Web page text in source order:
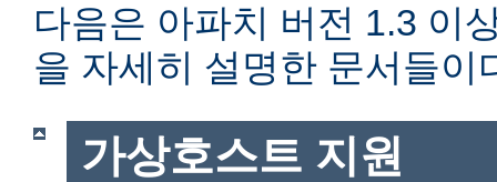
다음은 아파치 버전 1.3 이
을 자세히 설명한 문서들이
가상호스트 지원